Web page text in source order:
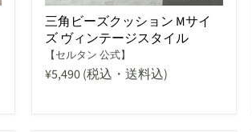
三角ビーズクッション Mサイ
ズ ヴィンテージスタイル
【セルタン 公式】
¥5,490(税込・送料込)